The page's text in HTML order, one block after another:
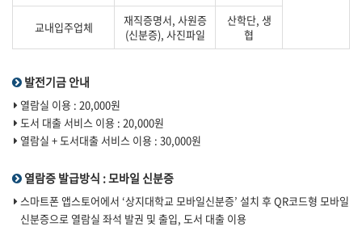
교내입주업체
재직증명서, 사원증
(신분증), 사진파일
산학단, 생
협
발전기금 안내
열람실 이용 : 20,000원
도서 대출 서비스 이용 : 20,000원
열람실 + 도서대출 서비스 이용 : 30,000원
열람증 발급방식 : 모바일 신분증
스마트폰 앱스토어에서 ‘상지대학교 모바일신분증’ 설치 후 QR코드형 모바일
신분증으로 열람실 좌석 발권 및 출입, 도서 대출 이용